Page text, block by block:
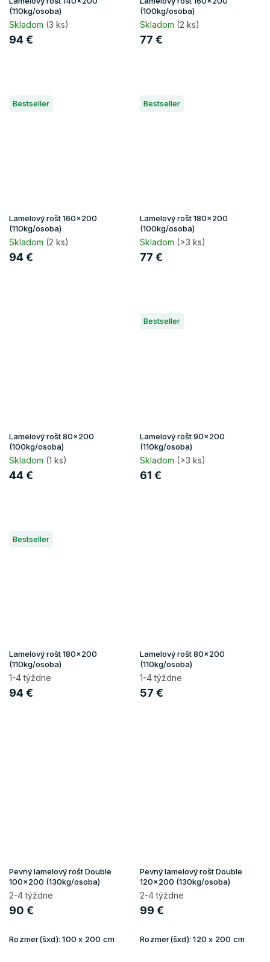
(110kg/osoba)
Skladom (3 ks)
94 €
(100kg/osoba)
Skladom (2 ks)
77 €
Bestseller
Lamelový rošt 160x200
(110kg/osoba)
Skladom (2 ks)
94 €
Bestseller
Lamelový rošt 180x200
(100kg/osoba)
Skladom (>3 ks)
77 €
Lamelový rošt 80x200
(100kg/osoba)
Skladom (1 ks)
44 €
Bestseller
Lamelový rošt 90x200
(110kg/osoba)
Skladom (>3 ks)
61 €
Bestseller
Lamelový rošt 180x200
(110kg/osoba)
1-4 týždne
94 €
Lamelový rošt 80x200
(110kg/osoba)
1-4 týždne
57 €
Pevný lamelový rošt Double
100x200 (130kg/osoba)
2-4 týždne
90 €
Rozmer(šxd):100 x 200 cm
Pevný lamelový rošt Double
120x200 (130kg/osoba)
2-4 týždne
99 €
Rozmer(šxd):120 x 200 cm